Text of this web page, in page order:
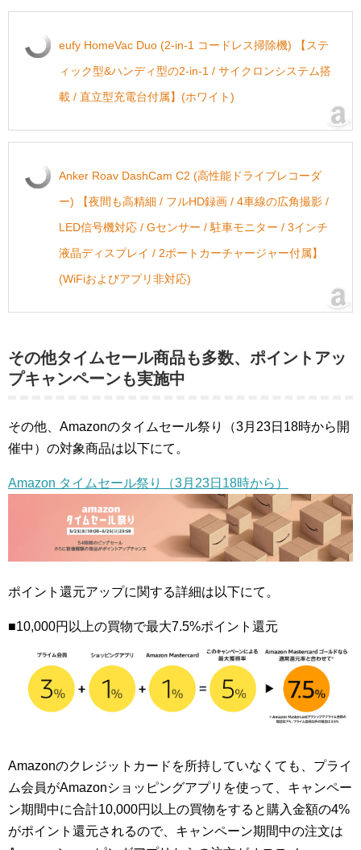
eufy HomeVac Duo (2-in-1 コードレス掃除機) 【ステ
ィック型&ハンディ型の2-in-1 / サイクロンシステム搭
載 / 直立型充電台付属】(ホワイト)
Anker Roav DashCam C2 (高性能ドライブレコーダ
ー) 【夜間も高精細 / フルHD録画 / 4車線の広角撮影 /
LED信号機対応 / Gセンサー / 駐車モニター / 3インチ
液晶ディスプレイ / 2ポートカーチャージャー付属】
(WiFiおよびアプリ非対応)
その他タイムセール商品も多数、ポイントアッ
プキャンペーンも実施中
その他、Amazonのタイムセール祭り（3月23日18時から開
催中）の対象商品は以下にて。
Amazon タイムセール祭り（3月23日18時から）
ポイント還元アップに関する詳細は以下にて。
■10,000円以上の買物で最大7.5%ポイント還元
Amazonのクレジットカードを所持していなくても、プライ
ム会員がAmazonショッピングアプリを使って、キャンペー
ン期間中に合計10,000円以上の買物をすると購入金額の4%
がポイント還元されるので、キャンペーン期間中の注文は